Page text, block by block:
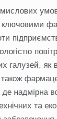
ключовими
галузей, як
де надмірна
та